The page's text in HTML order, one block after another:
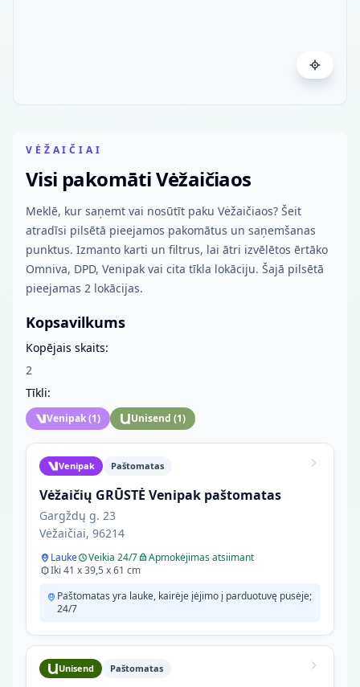
VĖŽAIČIAI
Visi pakomāti Vėžaičiaos
Meklē, kur saņemt vai nosūtīt paku Vėžaičiaos? Šeit
atradīsi pilsētā pieejamos pakomātus un saņemšanas
punktus. Izmanto karti un filtrus, lai ātri izvēlētos ērtāko
Omniva, DPD, Venipak vai cita tīkla lokāciju. Šajā pilsētā
pieejamas 2 lokācijas.
Kopsavilkums
Kopējais skaits:
2
Tīkli:
Venipak(1) Unisend (1)
Venipak Paštomatas
Vėžaičių GRŪSTĖ Venipak paštomatas
Gargždų g. 23
Vėžaičiai, 96214
Lauke Veikia 24/7
Apmokėjimas atsiimant
Iki 41 x 39,5 x 61 cm
Paštomatas yra lauke, kairėje įėjimo į parduotuvę pusėje;
24/7
Unisend Paštomatas